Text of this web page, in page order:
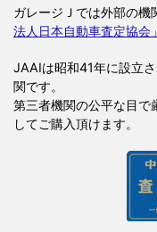
ガレージＪでは外部の機
法人日本自動車査定協会」
JAAIは昭和41年に設立
関です。
第三者機関の公平な目で
してご購入頂けます。